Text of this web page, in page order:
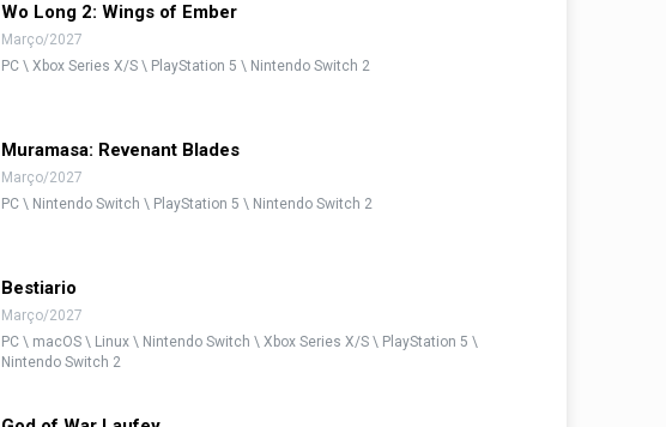
Wo Long 2: Wings of Ember
Março/2027
PC \ Xbox Series X/S \ PlayStation 5 \ Nintendo Switch 2
Muramasa: Revenant Blades
Março/2027
PC \ Nintendo Switch \ PlayStation 5 \ Nintendo Switch 2
Bestiario
Março/2027
PC \ macOS \ Linux \ Nintendo Switch \ Xbox Series X/S \ PlayStation 5 \
Nintendo Switch 2